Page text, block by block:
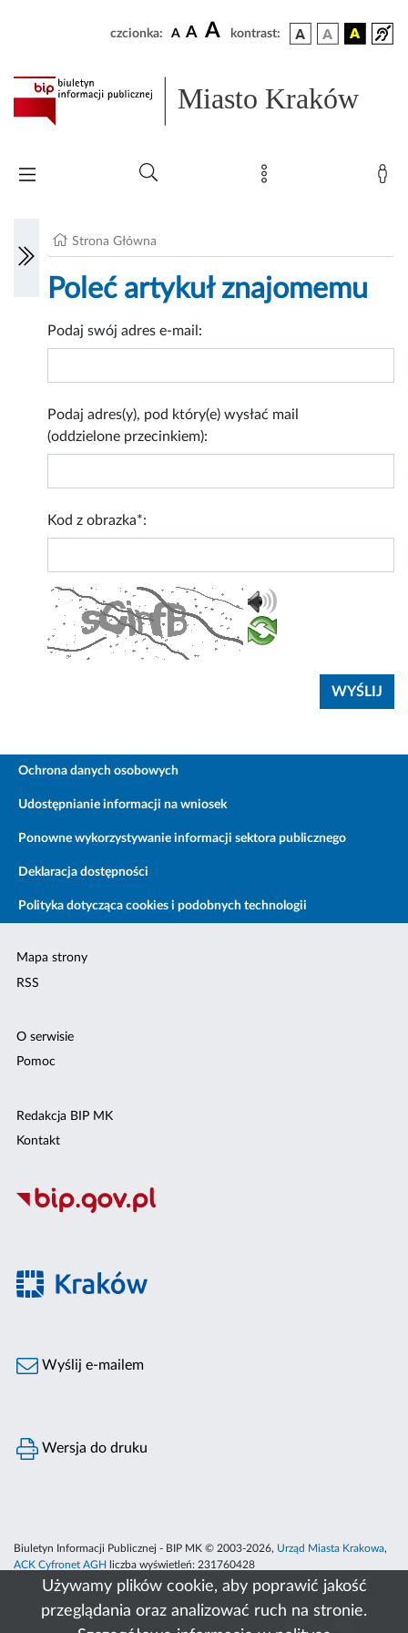
Używamy plików cookie, aby poprawić jakość
przeglądania oraz analizować ruch na stronie.
czcionka: A A A kontrast:
Miasto Kraków
Strona Główna
Poleć artykuł znajomemu
Podaj swój adres e-mail:
Podaj adres(y), pod który(e) wysłać mail
(oddzielone przecinkiem):
Kod z obrazka*:
Ochrona danych osobowych
Udostępnianie informacji na wniosek
Ponowne wykorzystywanie informacji sektora publicznego
Deklaracja dostępności
Polityka dotycząca cookies i podobnych technologii
Mapa strony
RSS
O serwisie
Pomoc
Redakcja BIP MK
Kontakt
Wyślij e-mailem
Wersja do druku
Biuletyn Informacji Publicznej - BIP MK © 2003-2026, Urząd Miasta Krakowa,
ACK Cyfronet AGH
liczba wyświetleń: 231760428